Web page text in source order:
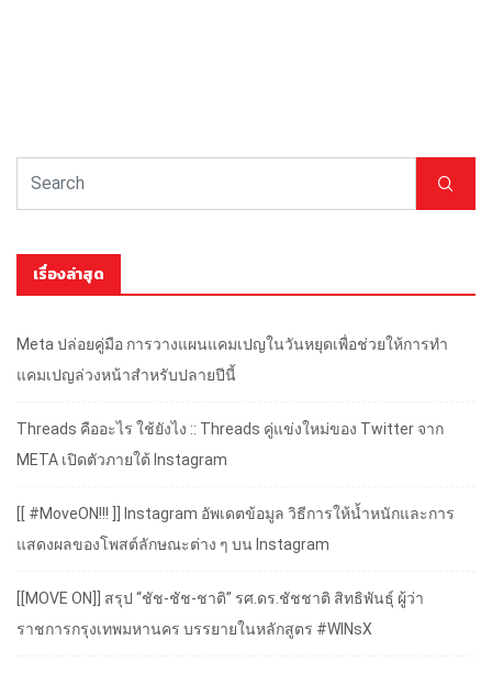
เรื่องล่าสุด
Meta ปล่อยคู่มือ การวางแผนแคมเปญในวันหยุดเพื่อช่วยให้การทำ
แคมเปญล่วงหน้าสำหรับปลายปีนี้
Threads คืออะไร ใช้ยังไง :: Threads คู่แข่งใหม่ของ Twitter จาก
META เปิดตัวภายใต้ Instagram
[[ #MoveON!!! ]] Instagram อัพเดตข้อมูล วิธีการให้น้ำหนักและการ
แสดงผลของโพสต์ลักษณะต่าง ๆ บน Instagram
[[MOVE ON]] สรุป “ชัช-ชัช-ชาติ” รศ.ดร.ชัชชาติ สิทธิพันธุ์ ผู้ว่า
ราชการกรุงเทพมหานคร บรรยายในหลักสูตร #WINsX